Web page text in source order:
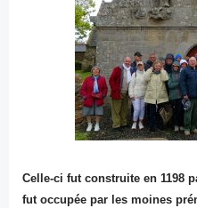
Celle-ci fut construite en 1198
fut occupée par les moines